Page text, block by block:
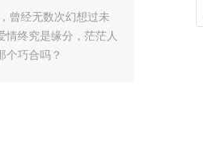
曾经无数次幻想过未
终究是缘分，茫茫人
个巧合吗？